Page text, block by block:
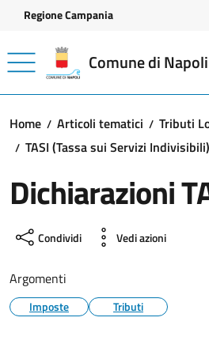
Vai ai contenuti
Vai al footer
Regione Campania
Comune di Napoli
Home Articoli tematici
Tributi
TASI (Tassa sui Servizi Indivisibili)
Dichiarazioni
Condividi Vedi azioni
Argomenti
Imposte Tributi